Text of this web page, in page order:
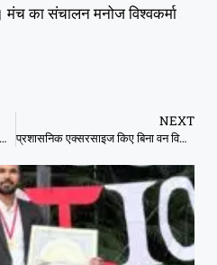
मंच का संचालन मनोज विश्वकर्मा
Menikmati Keindahan Alam Kelampaung dari Puncak Gunung
NEXT
प्रशासनिक एक्सरसाइज किए बिना वन विभाग में हुए तबादले, कुछ वनमंडल हुए ACF विहीन